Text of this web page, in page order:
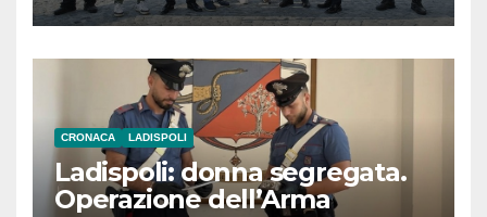
CRONACA LADISPOLI
Ladispoli: donna segregata.
Operazione dell’Arma